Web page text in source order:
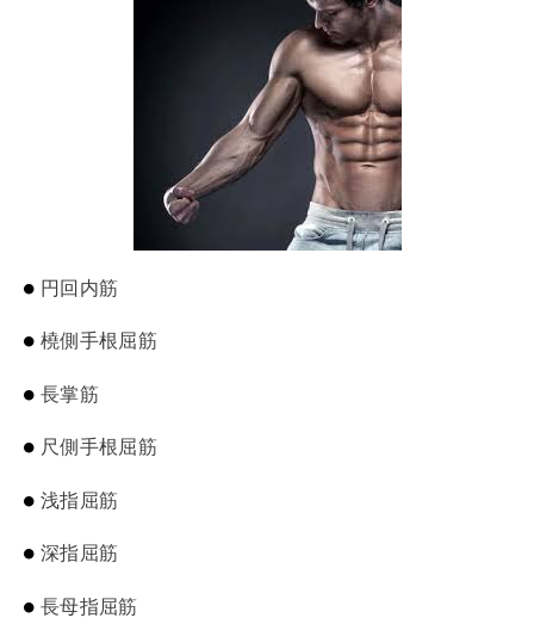
円回内筋
橈側手根屈筋
長掌筋
尺側手根屈筋
浅指屈筋
深指屈筋
長母指屈筋